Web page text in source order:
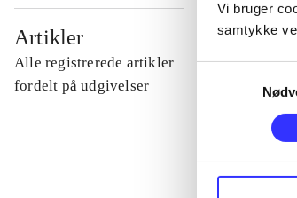
Vi bruger
samtykke
Artikler
Alle registrerede artikler
fordelt på udgivelser